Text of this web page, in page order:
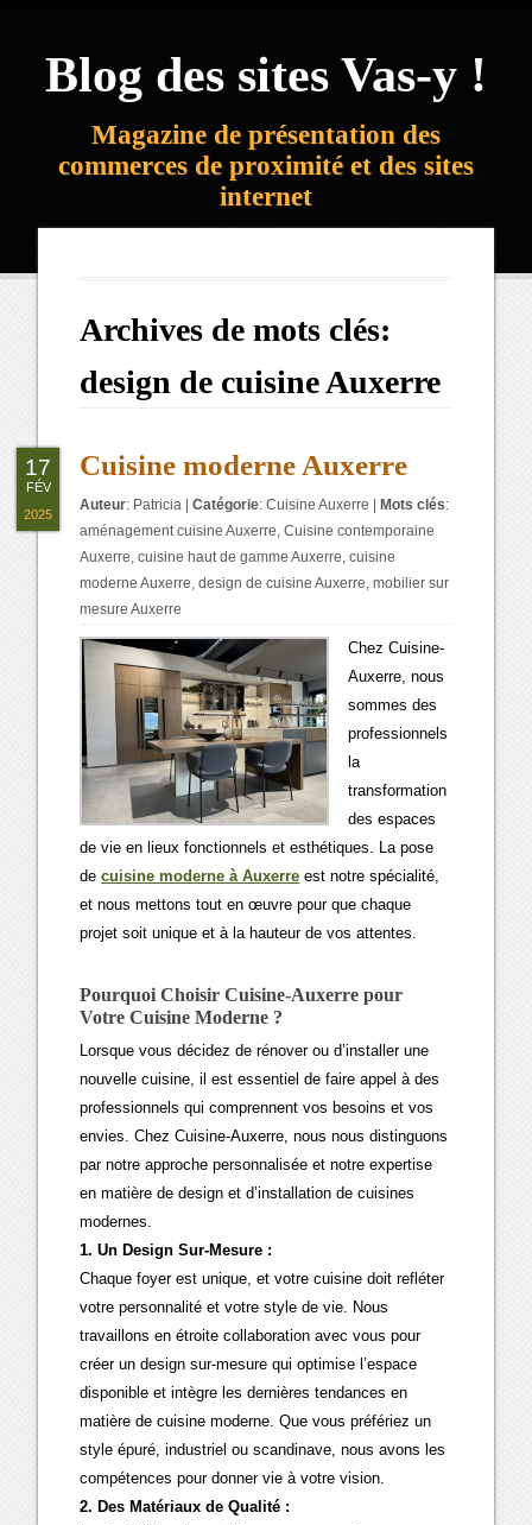
Blog des sites Vas-y !
Magazine de présentation des
commerces de proximité et des sites
internet
Archives de mots clés:
design de cuisine Auxerre
Cuisine moderne Auxerre
Auteur: Patricia |Catégorie:Cuisine Auxerre Mots clés:
aménagement cuisine Auxerre,Cuisine contemporaine
Auxerre,cuisine haut de gamme Auxerre,cuisine
moderne Auxerre,design de cuisine Auxerre,mobilier sur
mesure Auxerre
Chez Cuisine-
Auxerre, nous
sommes des
professionnels
la
transformation
des espaces
de vie en lieux fonctionnels et esthétiques. La pose
decuisine moderne à Auxerre est notre spécialité,
et nous mettons tout en œuvre pour que chaque
projet soit unique et à la hauteur de vos attentes.
Pourquoi Choisir Cuisine-Auxerre pour
Votre Cuisine Moderne ?
Lorsque vous décidez de rénover ou d’installer une
nouvelle cuisine, il est essentiel de faire appel à des
professionnels qui comprennent vos besoins et vos
envies. Chez Cuisine-Auxerre, nous nous distinguons
par notre approche personnalisée et notre expertise
en matière de design et d’installation de cuisines
modernes.
1. Un Design Sur-Mesure :
Chaque foyer est unique, et votre cuisine doit refléter
votre personnalité et votre style de vie. Nous
travaillons en étroite collaboration avec vous pour
créer un design sur-mesure qui optimise l’espace
disponible et intègre les dernières tendances en
matière de cuisine moderne. Que vous préfériez un
style épuré, industriel ou scandinave, nous avons les
compétences pour donner vie à votre vision.
2. Des Matériaux de Qualité :
17
FÉV
2025